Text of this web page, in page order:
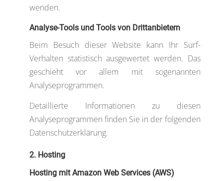
wenden.
Analyse-Tools und Tools von Dritt­anbietern
Beim Besuch dieser Website kann Ihr Surf-
Verhalten statistisch ausgewertet werden. Das
geschieht vor allem mit sogenannten
Analyseprogrammen.
Detaillierte Informationen zu diesen
Analyseprogrammen finden Sie in der folgenden
Datenschutzerklärung.
2. Hosting
Hosting mit Amazon Web Services (AWS)